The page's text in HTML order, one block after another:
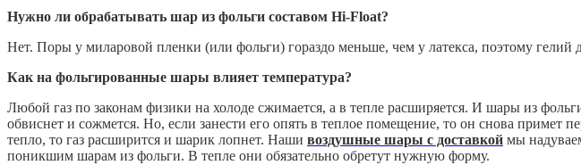
Нужно ли обрабатывать шар из фольги составом Hi-Float?
Нет. Поры у миларовой пленки (или фольги) гораздо меньше, чем у латекса, поэтому гелий
Как на фольгированные шары влияет температура?
Любой газ по законам физики на холоде сжимается, а в тепле расширяется. И шары из
обвиснет и сожмется. Но, если занести его опять в теплое помещение, то он снова примет
тепло, то газ расширится и шарик лопнет. Наши воздушные шары с доставкой мы
поникшим шарам из фольги. В тепле они обязательно обретут нужную форму.